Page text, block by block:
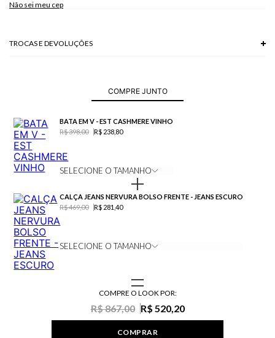
Não sei meu cep
TROCAS E DEVOLUÇÕES
COMPRE JUNTO
BATA EM V - EST CASHMERE VINHO
R$ 398,00
R$ 238,80
SELECIONE O TAMANHO
CALÇA JEANS NERVURA BOLSO FRENTE - JEANS ESCURO
R$ 469,00
R$ 281,40
SELECIONE O TAMANHO
COMPRE O LOOK POR:
R$ 867,00 R$ 520,20
COMPRAR